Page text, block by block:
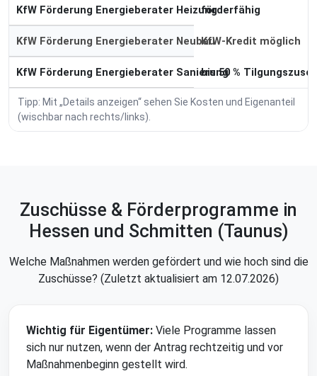
KfW Förderung Energieberater Heizungförderfähig
KfW Förderung Energieberater NeubauKfW-Kredit möglich
KfW Förderung Energieberater Sanierung
bis 50 %
Tipp: Mit „Details anzeigen“ sehen Sie Kosten und Eigenanteil
(wischbar nach rechts/links).
Zuschüsse & Förderprogramme in
Hessen und Schmitten (Taunus)
Welche Maßnahmen werden gefördert und wie hoch sind die
Zuschüsse? (Zuletzt aktualisiert am 12.07.2026)
Wichtig für Eigentümer: Viele Programme lassen
sich nur nutzen, wenn der Antrag rechtzeitig und vor
Maßnahmenbeginn gestellt wird.